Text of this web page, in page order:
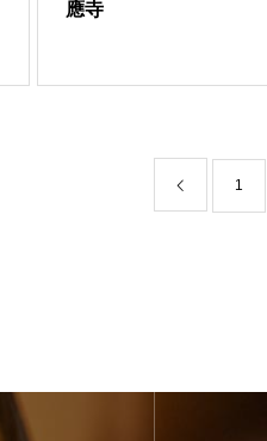
應寺
1